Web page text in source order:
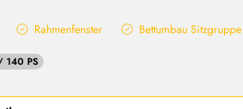
Rahmenfenster Bettumbau Sitzgruppe
140 PS